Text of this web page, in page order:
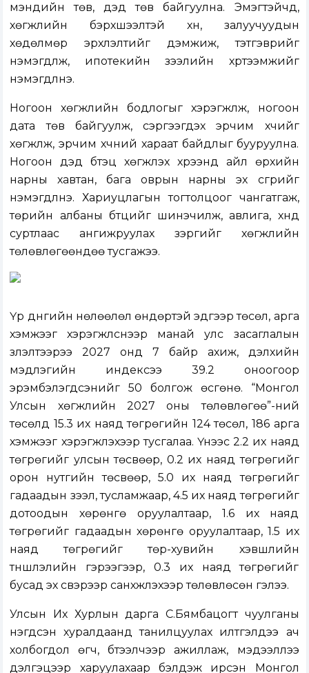
мэндийн төв, дэд төв байгуулна. Эмэгтэйчүүд,
хөгжлийн бэрхшээлтэй хүн, залуучуудын
хөдөлмөр эрхлэлтийг дэмжиж, тэтгэврийг
нэмэгдүүлж, ипотекийн зээлийн хүртээмжийг
нэмэгдүүлнэ.
Ногоон хөгжлийн бодлогыг хэрэгжүүлж, ногоон
дата төв байгуулж, сэргээгдэх эрчим хүчийг
хөгжүүлж, эрчим хүчний хараат байдлыг бууруулна.
Ногоон дэд бүтэц хөгжүүлэх хүрээнд айл өрхийн
нарны хавтан, бага оврын нарны эх үүсгүүрийг
нэмэгдүүлнэ. Хариуцлагын тогтолцоог чангатгаж,
төрийн албаны бүтцийг шинэчилж, авлига, хүнд
суртлаас ангижруулах зэргийг хөгжлийн
төлөвлөгөөндөө тусгажээ.
Үр дүнгийн нөлөөлөл өндөртэй эдгээр төсөл, арга
хэмжээг хэрэгжүүлснээр манай улс засаглалын
үзүүлэлтээрээ 2027 онд 7 байр ахиж, дэлхийн
мэдлэгийн индексээ 39.2 оноогоор
эрэмбэлэгдсэнийг 50 болгож өсгөнө. “Монгол
Улсын хөгжлийн 2027 оны төлөвлөгөө”-ний
төсөлд 15.3 их наяд төгрөгийн 124 төсөл, 186 арга
хэмжээг хэрэгжүүлэхээр тусгалаа. Үүнээс 2.2 их наяд
төгрөгийг улсын төсвөөр, 0.2 их наяд төгрөгийг
орон нутгийн төсвөөр, 5.0 их наяд төгрөгийг
гадаадын зээл, тусламжаар, 4.5 их наяд төгрөгийг
дотоодын хөрөнгө оруулалтаар, 1.6 их наяд
төгрөгийг гадаадын хөрөнгө оруулалтаар, 1.5 их
наяд төгрөгийг төр-хувийн хэвшлийн
түншлэлийн гэрээгээр, 0.3 их наяд төгрөгийг
бусад эх үүсвэрээр санхүүжүүлэхээр төлөвлөсөн гэлээ.
Улсын Их Хурлын дарга С.Бямбацогт чуулганы
нэгдсэн хуралдаанд танилцуулах илтгэлдээ ач
холбогдол өгч, бүтээлчээр ажиллаж, мэдээллээ
дэлгэцээр харуулахаар бэлдэж ирсэн Монгол